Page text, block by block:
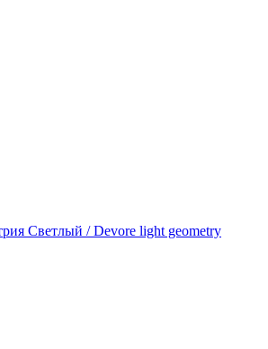
Светлый / Devore light geometry